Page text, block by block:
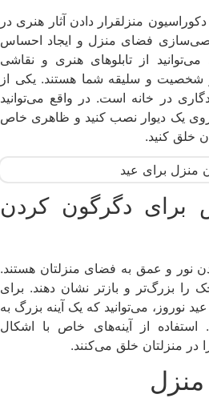
منزلقرار دادن آثار هنری در
فضای منزل و ایجاد احساس
از تابلوهای هنری و نقاشی
شخصیت و سلیقه شما هستند. یکی از
در خانه است. در واقع می‌توانید
روی یک دیوار نصب کنید و ظاهری خاص
خلق کنید.
برای دگرگون کردن
نور و عمق به فضای منزلتان هستند.
را بزرگ‌تر و بازتر نشان دهند. برای
نوروز، می‌توانید که یک آینه بزرگ به
استفاده از آینه‌های خاص با اشکال
در منزلتان خلق می‌کنند.
منزل